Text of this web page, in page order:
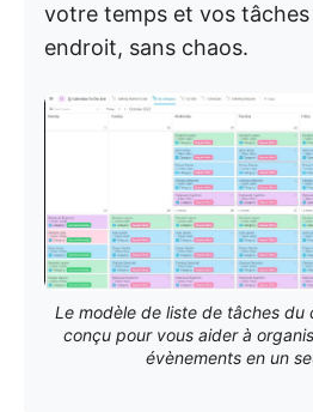
votre temps et vos tâches
endroit, sans chaos.
Le modèle de liste de tâches du
conçu pour vous aider à
évènements en un